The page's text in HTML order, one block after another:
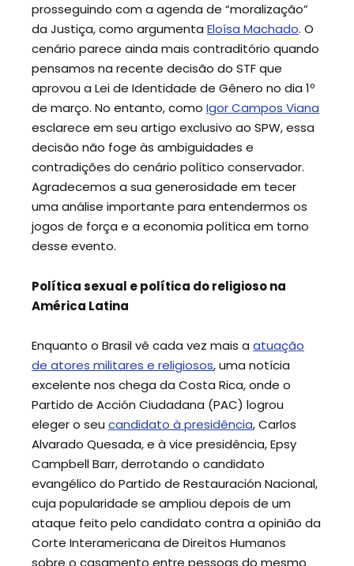
prosseguindo com a agenda de “moralização”
da Justiça, como argumenta Eloísa Machado. O
cenário parece ainda mais contraditório quando
pensamos na recente decisão do STF que
aprovou a Lei de Identidade de Gênero no dia 1º
de março. No entanto, como Igor Campos Viana
esclarece em seu artigo exclusivo ao SPW, essa
decisão não foge às ambiguidades e
contradições do cenário político conservador.
Agradecemos a sua generosidade em tecer
uma análise importante para entendermos os
jogos de força e a economia política em torno
desse evento.
Política sexual e política do religioso na
América Latina
Enquanto o Brasil vê cada vez mais a atuação
de atores militares e religiosos, uma notícia
excelente nos chega da Costa Rica, onde o
Partido de Acción Ciudadana (PAC) logrou
eleger o seu candidato à presidência, Carlos
Alvarado Quesada, e à vice presidência, Epsy
Campbell Barr, derrotando o candidato
evangélico do Partido de Restauración Nacional,
cuja popularidade se ampliou depois de um
ataque feito pelo candidato contra a opinião da
Corte Interamericana de Direitos Humanos
sobre o casamento entre pessoas do mesmo